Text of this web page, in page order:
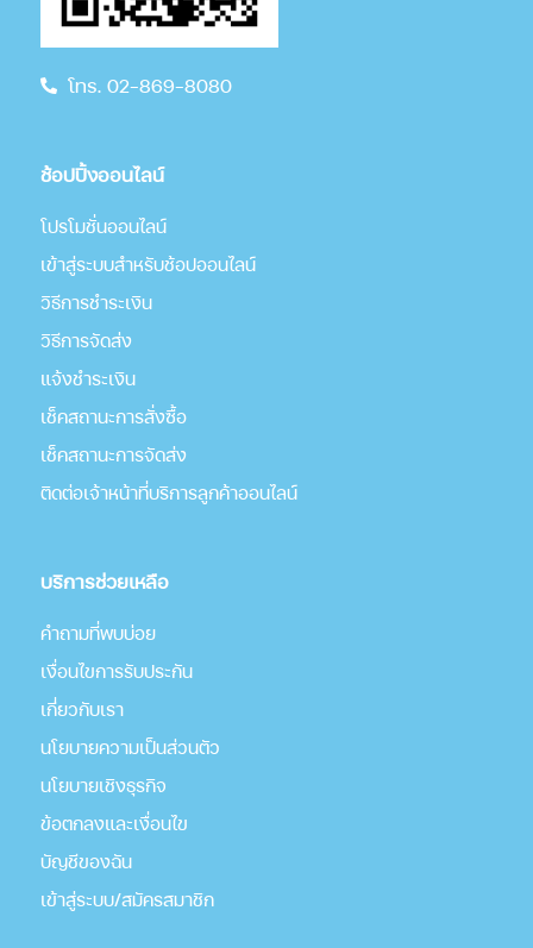
โทร. 02-869-8080
ช้อปปิ้งออนไลน์
โปรโมชั่นออนไลน์
เข้าสู่ระบบสำหรับช้อปออนไลน์
วิธีการชำระเงิน
วิธีการจัดส่ง
แจ้งชำระเงิน
เช็คสถานะการสั่งซื้อ
เช็คสถานะการจัดส่ง
ติดต่อเจ้าหน้าที่บริการลูกค้าออนไลน์
บริการช่วยเหลือ
คำถามที่พบบ่อย
เงื่อนไขการรับประกัน
เกี่่ยวกับเรา
นโยบายความเป็นส่วนตัว
นโยบายเชิงธุรกิจ
ข้อตกลงและเงื่อนไข
บัญชีของฉัน
เข้าสู่ระบบ/สมัครสมาชิก